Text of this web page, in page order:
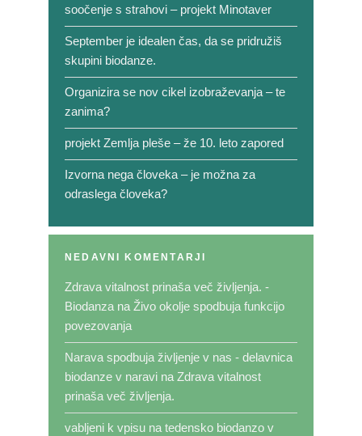
soočenje s strahovi – projekt Minotaver
September je idealen čas, da se pridružiš
skupini biodanze.
Organizira se nov cikel izobraževanja – te
zanima?
projekt Zemlja pleše – že 10. leto zapored
Izvorna nega človeka – je možna za
odraslega človeka?
NEDAVNI KOMENTARJI
Zdrava vitalnost prinaša več življenja. -
Biodanza na Živo okolje spodbuja funkcijo
povezovanja
Narava spodbuja življenje v nas - delavnica
biodanze v naravi na Zdrava vitalnost
prinaša več življenja.
vabljeni k vpisu na tedensko biodanzo v